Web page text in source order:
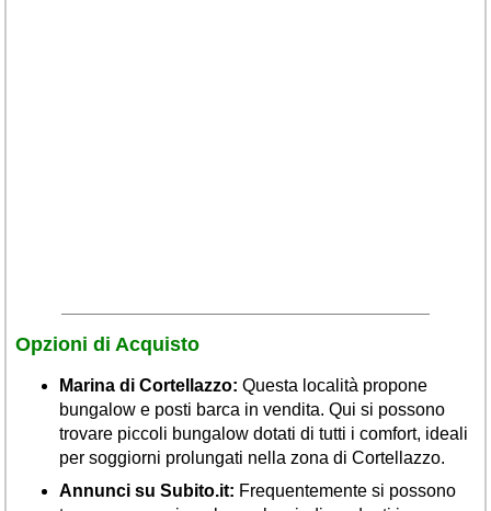
Opzioni di Acquisto
Marina di Cortellazzo: Questa località propone
bungalow e posti barca in vendita. Qui si possono
trovare piccoli bungalow dotati di tutti i comfort, ideali
per soggiorni prolungati nella zona di Cortellazzo.
Annunci su Subito.it: Frequentemente si possono